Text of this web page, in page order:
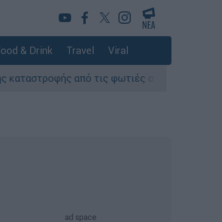
& Drink Travel Viral
από τις φωτιές στη Δυτική Αττική - Οι